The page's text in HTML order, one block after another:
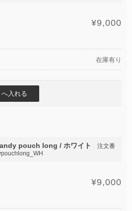
¥9,000
在庫有り
pouch long / ホワイト
注文番
¥9,000